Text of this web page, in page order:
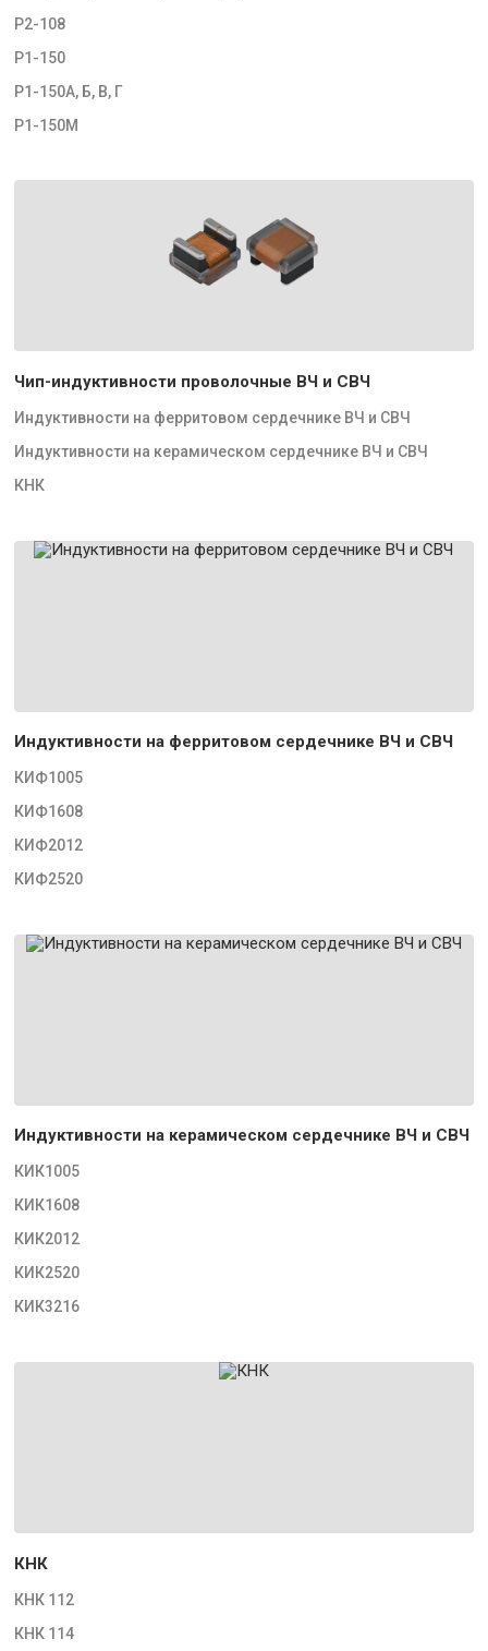
Р2-108
Р1-150
Р1-150А, Б, В, Г
Р1-150М
Чип-индуктивности проволочные ВЧ и СВЧ
Индуктивности на ферритовом сердечнике ВЧ и СВЧ
Индуктивности на керамическом сердечнике ВЧ и СВЧ
КНК
Индуктивности на ферритовом сердечнике ВЧ и СВЧ
КИФ1005
КИФ1608
КИФ2012
КИФ2520
Индуктивности на керамическом сердечнике ВЧ и СВЧ
КИК1005
КИК1608
КИК2012
КИК2520
КИК3216
КНК
КНК 112
КНК 114